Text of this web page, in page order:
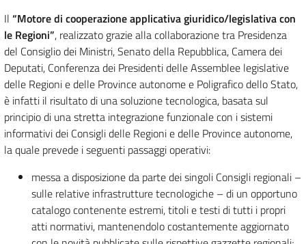
Il “Motore di cooperazione applicativa giuridico/legislativa con
le Regioni”, realizzato grazie alla collaborazione tra Presidenza
del Consiglio dei Ministri, Senato della Repubblica, Camera dei
Deputati, Conferenza dei Presidenti delle Assemblee legislative
delle Regioni e delle Province autonome e Poligrafico dello Stato,
è infatti il risultato di una soluzione tecnologica, basata sul
principio di una stretta integrazione funzionale con i sistemi
informativi dei Consigli delle Regioni e delle Province autonome,
la quale prevede i seguenti passaggi operativi:
messa a disposizione da parte dei singoli Consigli regionali –
sulle relative infrastrutture tecnologiche – di un opportuno
catalogo contenente estremi, titoli e testi di tutti i propri
atti normativi, mantenendolo costantemente aggiornato